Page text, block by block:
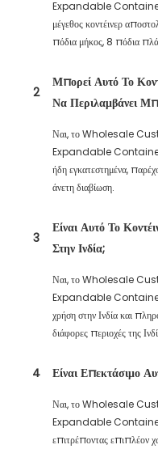
Expandable Container
μέγεθος κοντέινερ
πόδια μήκος, 8 πόδια
2
Μπορεί Αυτό Το
Να Περιλαμβάνει
Ναι, το Wholesale
Expandable Container
ήδη εγκατεστημένα,
άνετη διαβίωση.
3
Είναι Αυτό Το
Στην Ινδία;
Ναι, το Wholesale
Expandable Container
χρήση στην Ινδία και
διάφορες περιοχές της
4 Είναι Επεκτάσιμο
Ναι, το Wholesale
Expandable Container
επιτρέποντας επιπλέον